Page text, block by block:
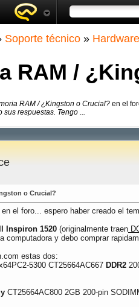
Soporte técnico » Hardware
RAM /
RAM / ¿Kingston o Crucial? en el
respuestas. Tengo ...
o Crucial?
el foro... espero haber creado el
Inspiron 1520 (originalmente traen
computadora y debo comprar
estas dos:
5300 CT25664AC667 DDR2
CT25664AC800 2GB 200-pin